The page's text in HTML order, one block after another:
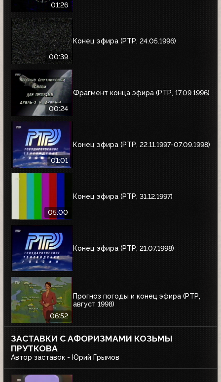
01:26
00:39
Конец эфира (РТР, 24.05.1996)
00:24
Фрагмент конца эфира (РТР, 17.09.1996)
01:01
Конец эфира (РТР, 22.11.1997-07.09.1998)
05:00
Конец эфира (РТР, 31.12.1997)
Конец эфира (РТР, 21.07.1998)
06:52
Прогноз погоды и конец эфира (РТР,
август 1998)
ЗАСТАВКИ С АФОРИЗМАМИ КОЗЬМЫ
ПРУТКОВА
Автор заставок - Юрий Грымов